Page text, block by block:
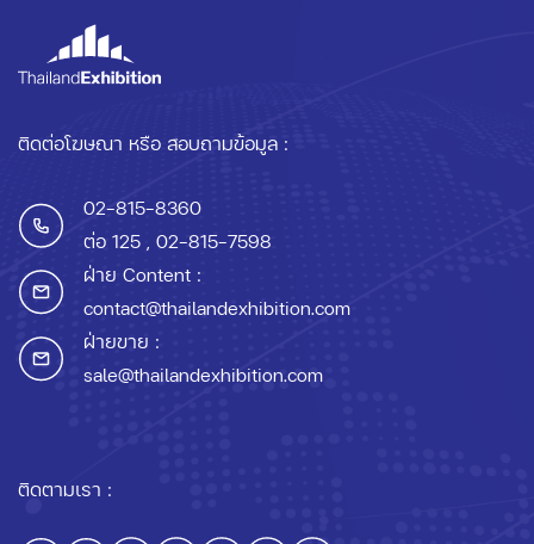
ติดต่อโฆษณา หรือ สอบถามข้อมูล :
02-815-8360
ต่อ 125 , 02-815-7598
ฝ่าย Content :
contact@thailandexhibition.com
ฝ่ายขาย :
sale@thailandexhibition.com
ติดตามเรา :